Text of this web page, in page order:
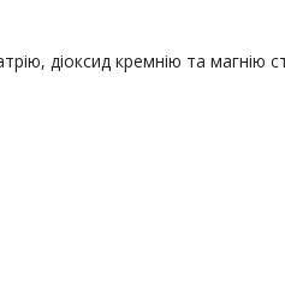
діоксид кремнію та магнію